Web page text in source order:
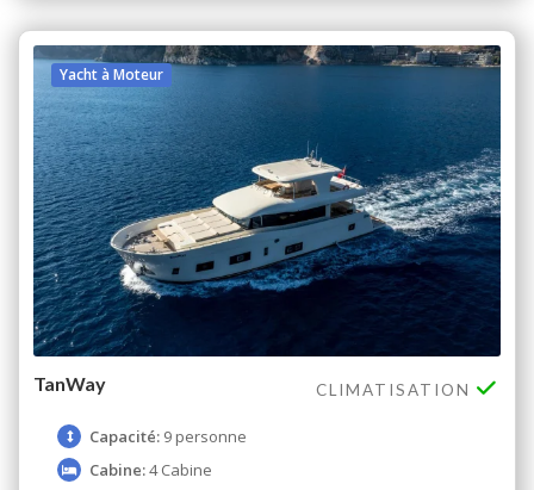
Yacht à Moteur
TanWay CLIMATISATION
Capacité: 9 personne
Cabine:4 Cabine